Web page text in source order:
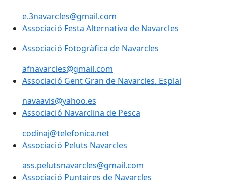
e.3navarcles@gmail.com
Associació Festa Alternativa de Navarcles
Associació Fotogràfica de Navarcles
afnavarcles@gmail.com
Associació Gent Gran de Navarcles. Esplai
navaavis@yahoo.es
Associació Navarclina de Pesca
codinaj@telefonica.net
Associació Peluts Navarcles
ass.pelutsnavarcles@gmail.com
Associació Puntaires de Navarcles